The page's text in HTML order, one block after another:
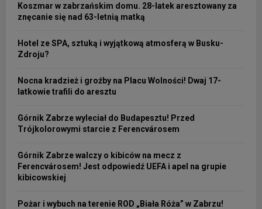
Koszmar w zabrzańskim domu. 28-latek aresztowany za
znęcanie się nad 63-letnią matką
Hotel ze SPA, sztuką i wyjątkową atmosferą w Busku-
Zdroju?
Nocna kradzież i groźby na Placu Wolności! Dwaj 17-
latkowie trafili do aresztu
Górnik Zabrze wyleciał do Budapesztu! Przed
Trójkolorowymi starcie z Ferencvárosem
Górnik Zabrze walczy o kibiców na mecz z
Ferencvárosem! Jest odpowiedź UEFA i apel na grupie
kibicowskiej
Pożar i wybuch na terenie ROD „Biała Róża” w Zabrzu!